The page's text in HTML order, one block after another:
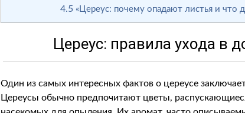
4.5 «Цереус: почему опадают листья и что
Цереус: правила ухода в
Один из самых интересных фактов о цереусе
Цереусы обычно предпочитают цветы,